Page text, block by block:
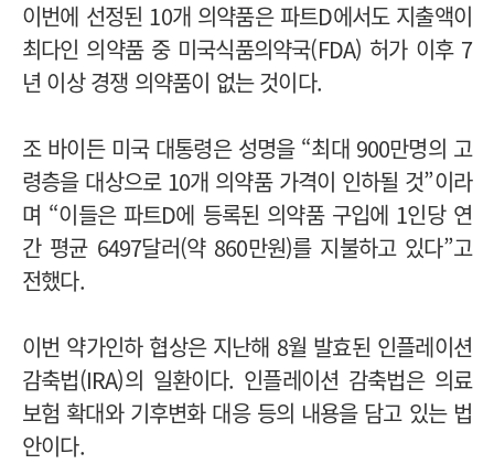
이번에 선정된 10개 의약품은 파트D에서도 지출액이
최다인 의약품 중 미국식품의약국(FDA) 허가 이후 7
년 이상 경쟁 의약품이 없는 것이다.
조 바이든 미국 대통령은 성명을 “최대 900만명의 고
령층을 대상으로 10개 의약품 가격이 인하될 것”이라
며 “이들은 파트D에 등록된 의약품 구입에 1인당 연
간 평균 6497달러(약 860만원)를 지불하고 있다”고
전했다.
이번 약가인하 협상은 지난해 8월 발효된 인플레이션
감축법(IRA)의 일환이다. 인플레이션 감축법은 의료
보험 확대와 기후변화 대응 등의 내용을 담고 있는 법
안이다.